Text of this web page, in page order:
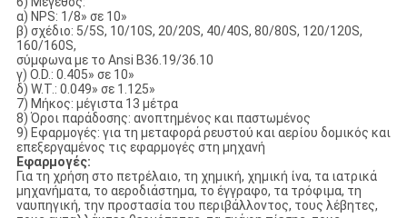
α) NPS: 1/8» σε 10»
β) σχέδιο: 5/5S, 10/10S, 20/20S, 40/40S, 80/80S, 120/120S,
160/160S,
σύμφωνα με το Ansi B36.19/36.10
γ) O.D.: 0.405» σε 10»
δ) W.T.: 0.049» σε 1.125»
7) Μήκος: μέγιστα 13 μέτρα
8) Όροι παράδοσης: ανοπτημένος και παστωμένος
9) Εφαρμογές: για τη μεταφορά ρευστού και αερίου δομικός και
επεξεργαμένος τις εφαρμογές στη μηχανή
Εφαρμογές:
Για τη χρήση στο πετρέλαιο, τη χημική, χημική ίνα, τα ιατρικά
μηχανήματα, το αεροδιάστημα, το έγγραφο, τα τρόφιμα, τη
ναυπηγική, την προστασία του περιβάλλοντος, τους λέβητες,